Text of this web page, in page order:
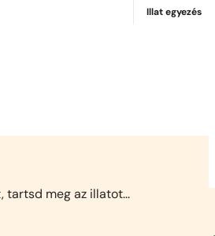
Illat egyezés
tartsd meg az illatot...